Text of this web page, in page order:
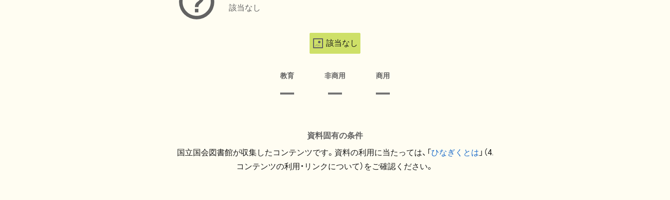
該当なし
該当なし
教育 非商用 商用
資料固有の条件
国立国会図書館が収集したコンテンツです。資料の利用に当たっては、「ひなぎくとは 」（4.
コンテンツの利用・リンクについて）をご確認ください。